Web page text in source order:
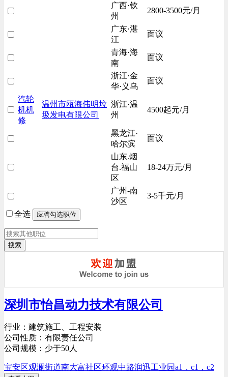
广西·钦
州
2800-3500元/月
广东·湛
江
面议
青海·海
南
面议
浙江·金
华·义乌
面议
汽轮
机机
修
温州市瓯海伟明垃
圾发电有限公司
浙江·温
州
4500起元/月
黑龙江·
哈尔滨
面议
山东.烟
台.福山
区
18-24万元/月
广州-南
沙区
3-5千元/月
全选
搜索
深圳市怡昌动力技术有限公司
行业：建筑施工、工程安装
公司性质：有限责任公司
公司规模：少于50人
宝安区观澜街道南大富社区环观中路润迅工业园a1，c1，c2